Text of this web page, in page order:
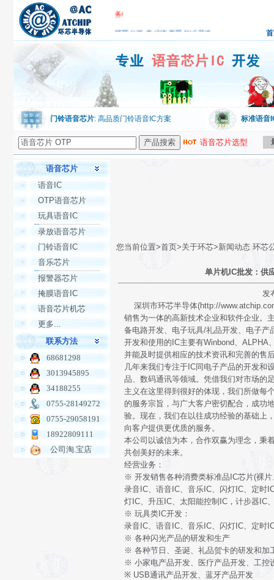
务!
环芯公司,专业语音芯片IC开发
门铃语音芯片: 高品质门铃语音IC方案 标准语音
语音芯片选型
语音芯片
语音IC
OTP语音芯片
玩具语音IC
录放语音芯片
门铃语音IC
音乐芯片
报警器芯片
掩膜语音IC
语音芯片机芯
更多...
联系方法
68681298
3013945895
34188255
0755-28149272
0755-29058191
18922809111
公司淘.宝店
您当前位置>首页>关于环芯>新闻动态 环芯
单片机IC批发：供
发
深圳市环芯半导体(http://
销售为一体的高新技术企业和软件企业。
备电路开发、电子玩具/礼品开发、电子产
开发和使用的IC主要有Winbond、ALPHA
并能及时提供相应的技术资讯和完善的售
几年来我们专注于IC同电子产品的开发和
品、数码通讯等领域。凭借我们对市场的
主义在这里得到很好的体现，我们所做每
的服务宗旨，与广大客户密切配合，成功
验。现在，我们在以往成功经验的基础上
向客户提供更优质的服务。
本公司以诚信为本，合作双赢为理念，秉
共创美好的未来。
经营业务：
※ 开发销售各种消费类标准品IC芯片(裸
录音IC、语音IC、音乐IC、闪灯IC、定时
灯IC、升压IC、太阳能控制IC，计步器IC
※ 玩具类IC开发：
录音IC、语音IC、音乐IC、闪灯IC、定时
※ 各种闪光产品的研发和生产
※ 各种节日、圣诞、礼品贺卡的研发和加
※ 小家电产品开发、医疗产品开发、工控
※ USB通讯产品开发、蓝牙产品开发